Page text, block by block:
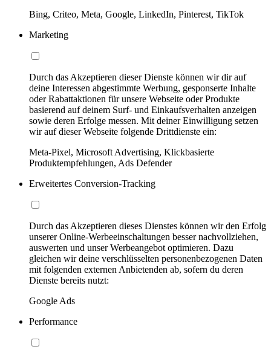
Bing, Criteo, Meta, Google, LinkedIn, Pinterest, TikTok
Marketing
Durch das Akzeptieren dieser Dienste können wir dir auf
deine Interessen abgestimmte Werbung, gesponserte Inhalte
oder Rabattaktionen für unsere Webseite oder Produkte
basierend auf deinem Surf- und Einkaufsverhalten anzeigen
sowie deren Erfolge messen. Mit deiner Einwilligung setzen
wir auf dieser Webseite folgende Drittdienste ein:
Meta-Pixel, Microsoft Advertising, Klickbasierte
Produktempfehlungen, Ads Defender
Erweitertes Conversion-Tracking
Durch das Akzeptieren dieses Dienstes können wir den Erfolg
unserer Online-Werbeeinschaltungen besser nachvollziehen,
auswerten und unser Werbeangebot optimieren. Dazu
gleichen wir deine verschlüsselten personenbezogenen Daten
mit folgenden externen Anbietenden ab, sofern du deren
Dienste bereits nutzt:
Google Ads
Performance